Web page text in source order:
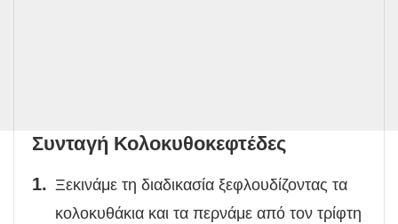
Συνταγή Κολοκυθοκεφτέδες
Ξεκινάμε τη διαδικασία ξεφλουδίζοντας τα
κολοκυθάκια και τα περνάμε από τον τρίφτη